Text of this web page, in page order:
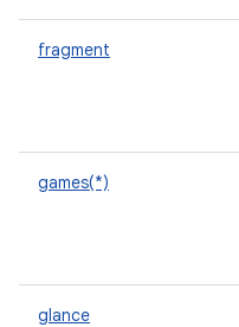
fragment
games(*)
glance